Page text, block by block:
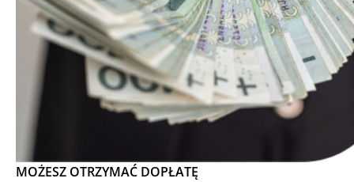
MOŻESZ OTRZYMAĆ DOPŁATĘ